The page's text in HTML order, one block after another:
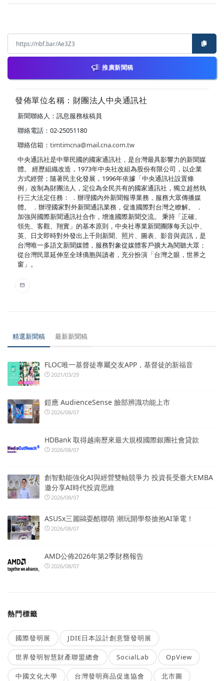
推廣新聞稿
發佈單位名稱：財團法人中央通訊社
新聞聯絡人：訊息服務核稿員
聯絡電話：02-25051180
聯絡信箱： timtimcna@mail.cna.com.tw
中央通訊社是中華民國的國家通訊社，是台灣最具影響力的新聞媒
體。 經歷組織改造，1973年中央社改組為股份有限公司，以企業
方式經營；隨著民主化發展，1996年依據「中央通訊社設置條
例」改制為財團法人，定位為全民共有的國家通訊社，獨立超然執
行三大法定任務： ．辦理國內外新聞報導業務，服務大眾傳播媒
體。 ．辦理國家對外新聞通訊業務，促進國際對台灣之瞭解。 ．
加強與國際新聞通訊社合作，增進國際新聞交流。 秉持「正確、
領先、客觀、翔實」的基本原則，中央社專業新聞團隊每天以中、
英、日文即時對外發出上千則新聞、照片、圖表、影音與資訊，是
台灣唯一多語文新聞媒體，服務對象從媒體客戶擴大為閱聽大眾；
從台灣民眾延伸至全球僑胞與讀者，充分扮演「台灣之眼，世界之
窗」。
精選新聞稿 最新新聞稿
FLOC唯一基督徒專屬交友APP，基督徒的新福音
2021/03/29
鎧應 AudienceSense 臉部辨識功能上市
2026/08/07
HDBank 取得越南歷來最大規模國際銀團社會貸款
2026/08/07
創智動能強化AI與經營雙軸競爭力 投資長受臺大EMBA
邀分享AI時代投資思維
2026/08/07
ASUSx三麗鷗耍酷聯萌 潮玩開學祭搶抱AI筆電！
2026/08/07
AMD公佈2026年第2季財務報告
2026/08/07
熱門標籤
國際發明展 JDIE日本設計創意暨發明展
世界發明智慧財產聯盟總會 SocialLab OpView
中國文化大學 台灣發明商品促進協會 北市圖